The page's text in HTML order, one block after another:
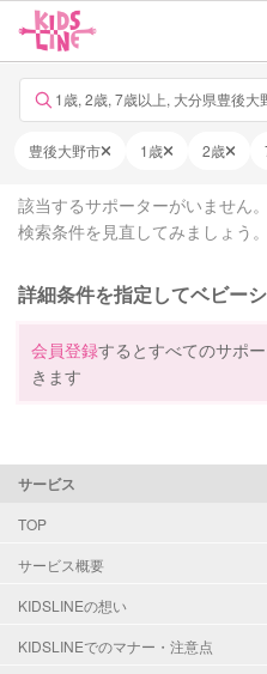
1歳, 2歳, 7歳以上, 大分県豊後
豊後大野市 1歳 2歳
該当するサポーターがいません。
検索条件を見直してみましょう。
詳細条件を指定してベビー
会員登録するとすべてのサポ
きます
サービス
TOP
サービス概要
KIDSLINEの想い
KIDSLINEでのマナー・注意点